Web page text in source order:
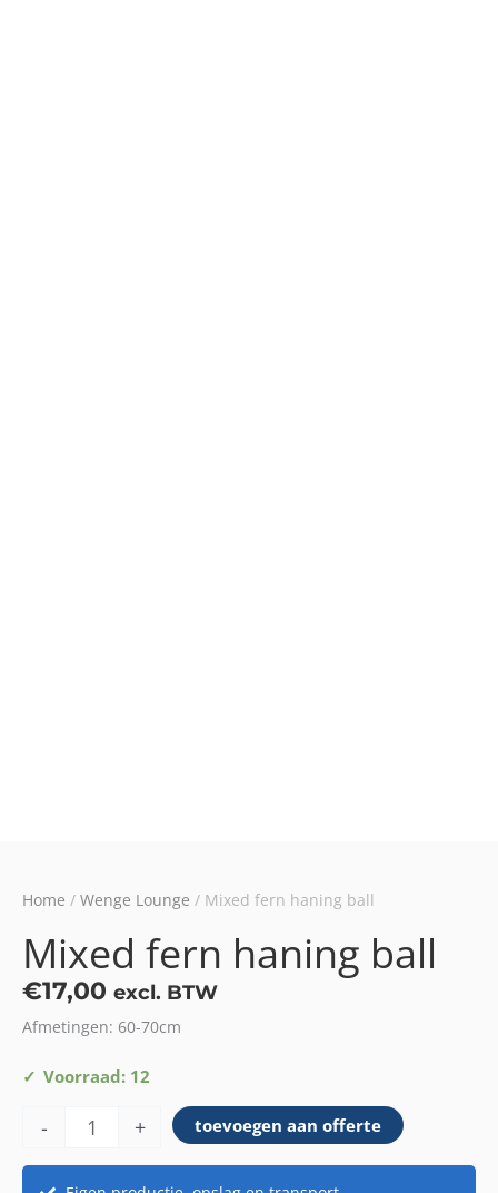
Home / Wenge Lounge / Mixed fern haning ball
Mixed fern haning ball
€17,00 excl. BTW
Afmetingen: 60-70cm
Voorraad: 12
-
Mixed
haning
aantal
+ toevoegen aan offerte